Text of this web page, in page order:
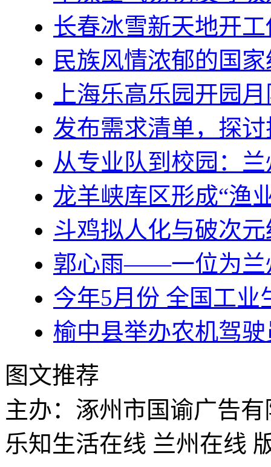
长春冰雪新天地开
民族风情浓郁的国
上海乐高乐园开园
发布需求清单，探
从专业队到校园：
龙羊峡库区形成“渔
斗鸡拟人化与破次
郭心雨——一位为兰
今年5月份 全国工业
榆中县举办农机驾
图文推荐
主办：涿州市国谕广告
乐知生活在线 兰州在线